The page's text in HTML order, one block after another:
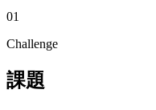
01
Challenge
課題